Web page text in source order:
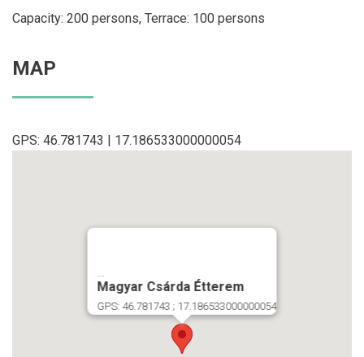
Capacity: 200 persons, Terrace: 100 persons
MAP
GPS: 46.781743 | 17.186533000000054
Magyar Csárda Étterem
GPS: 46.781743 ; 17.186533000000054